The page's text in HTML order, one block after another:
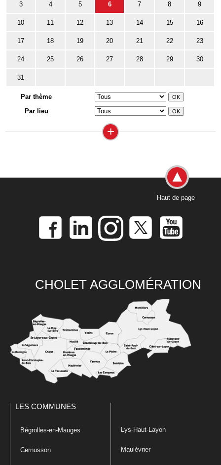
3 4 5 6 7 8 9
10 11 12 13 14 15 16
17 18 19 20 21 22 23
24 25 26 27 28 29 30
31
Par thème
Par lieu
+
Haut de page
CHOLET AGGLOMÉRATION
LES COMMUNES
Bégrolles-en-Mauges
Cernusson
Lys-Haut-Layon
Maulévrier